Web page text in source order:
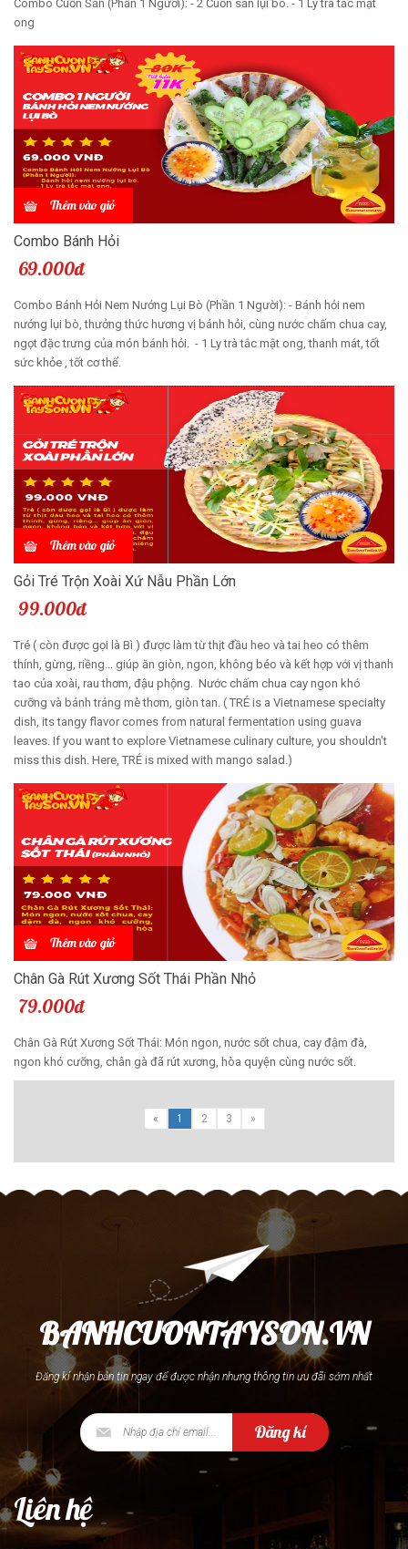
Combo Cuốn Sẵn (Phần 1 Người): - 2 Cuốn sẵn lụi bò. - 1 Ly trà tắc mật
ong
Thêm vào giỏ
Combo Bánh Hỏi
69.000đ
Combo Bánh Hỏi Nem Nướng Lụi Bò (Phần 1 Người): - Bánh hỏi nem
nướng lụi bò, thưởng thức hương vị bánh hỏi, cùng nước chấm chua cay,
ngọt đặc trưng của món bánh hỏi. - 1 Ly trà tắc mật ong, thanh mát, tốt
sức khỏe , tốt cơ thể.
Thêm vào giỏ
Gỏi Tré Trộn Xoài Xứ Nẫu Phần Lớn
99.000đ
Tré ( còn được gọi là Bì ) được làm từ thịt đầu heo và tai heo có thêm
thính, gừng, riềng... giúp ăn giòn, ngon, không béo và kết hợp với vị thanh
tao của xoài, rau thơm, đậu phộng. Nước chấm chua cay ngon khó
cưỡng và bánh tráng mè thơm, giòn tan. ( TRÉ is a Vietnamese specialty
dish, its tangy flavor comes from natural fermentation using guava
leaves. If you want to explore Vietnamese culinary culture, you shouldn't
miss this dish. Here, TRÉ is mixed with mango salad.)
Thêm vào giỏ
Chân Gà Rút Xương Sốt Thái Phần Nhỏ
79.000đ
Chân Gà Rút Xương Sốt Thái: Món ngon, nước sốt chua, cay đậm đà,
ngon khó cưỡng, chân gà đã rút xương, hòa quyện cùng nước sốt.
« 1 2 3 »
BANHCUONTAYSON.VN
Đăng kí nhận bản tin ngay để được nhận nhưng thông tin ưu đãi sớm nhất
Đăng kí
Liên hệ